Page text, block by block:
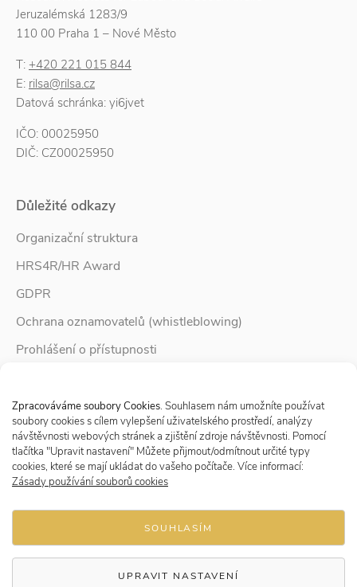
Zpracováváme soubory Cookies. Souhlasem nám umožníte používat
soubory cookies s cílem vylepšení uživatelského prostředí, analýzy
návštěvnosti webových stránek a zjištění zdroje návštěvnosti. Pomocí
tlačítka "Upravit nastavení" Můžete přijmout/odmítnout určité typy
cookies, které se mají ukládat do vašeho počítače. Více informací:
Zásady používání souborů cookies
SOUHLASÍM
UPRAVIT NASTAVENÍ
Jeruzalémská 1283/9
110 00 Praha 1 – Nové Město
T: +420 221 015 844
E: rilsa@rilsa.cz
Datová schránka: yi6jvet
IČO: 00025950
DIČ: CZ00025950
Důležité odkazy
Organizační struktura
HRS4R/HR Award
GDPR
Ochrana oznamovatelů (whistleblowing)
Prohlášení o přístupnosti
Zpravodaj Rodina
Sledujte nás
© 2026 Research Institute for Labour and Social Affairs